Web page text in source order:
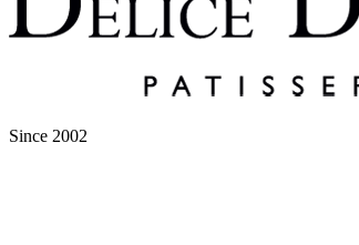
Since 2002